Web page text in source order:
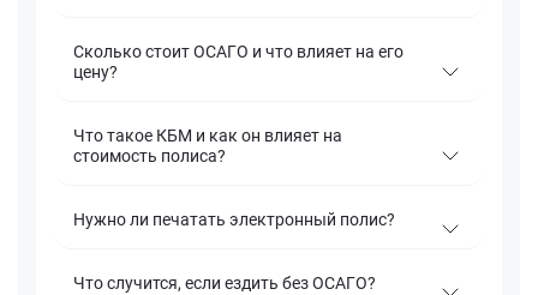
Сколько стоит ОСАГО и что влияет на его
цену?
Что такое КБМ и как он влияет на
стоимость полиса?
Нужно ли печатать электронный полис?
Что случится, если ездить без ОСАГО?